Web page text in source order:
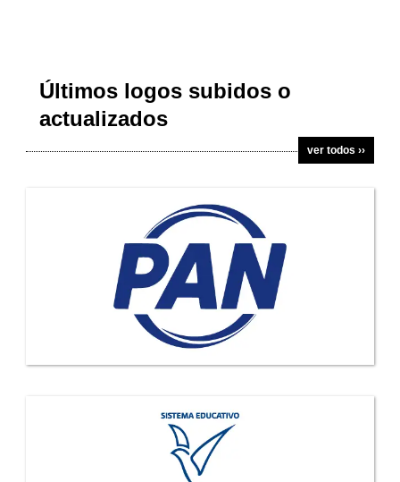
Últimos logos subidos o
actualizados
ver todos ››